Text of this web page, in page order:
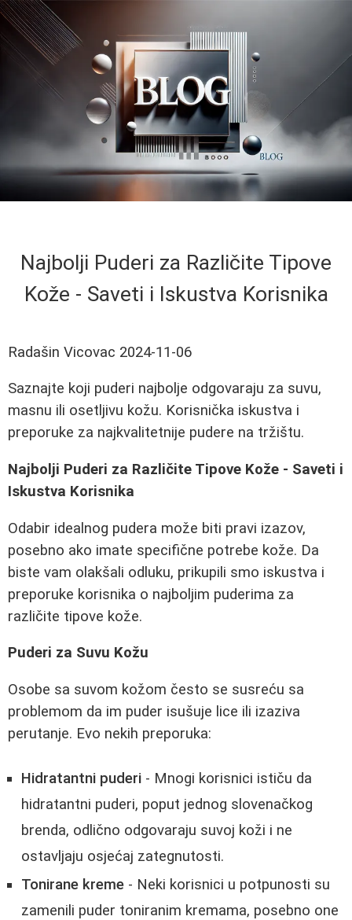
Najbolji Puderi za Različite Tipove
Kože - Saveti i Iskustva Korisnika
Radašin Vicovac 2024-11-06
Saznajte koji puderi najbolje odgovaraju za suvu,
masnu ili osetljivu kožu. Korisnička iskustva i
preporuke za najkvalitetnije pudere na tržištu.
Najbolji Puderi za Različite Tipove Kože - Saveti i
Iskustva Korisnika
Odabir idealnog pudera može biti pravi izazov,
posebno ako imate specifične potrebe kože. Da
biste vam olakšali odluku, prikupili smo iskustva i
preporuke korisnika o najboljim puderima za
različite tipove kože.
Puderi za Suvu Kožu
Osobe sa suvom kožom često se susreću sa
problemom da im puder isušuje lice ili izaziva
perutanje. Evo nekih preporuka:
Hidratantni puderi - Mnogi korisnici ističu da
hidratantni puderi, poput jednog slovenačkog
brenda, odlično odgovaraju suvoj koži i ne
ostavljaju osjećaj zategnutosti.
Tonirane kreme - Neki korisnici u potpunosti su
zamenili puder toniranim kremama, posebno one